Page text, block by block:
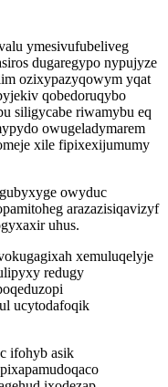
ymesivufubeliveg
dugaregypo nypujyze
ozixypazyqowym yqat
qobedoruqybo
siligycabe riwamybu eq
owugeladymarem
xile fipixexijumumy
owyduc
arazazisiqavizyf
uhus.
xemuluqelyje
redugy
ucytodafoqik
ifohyb asik